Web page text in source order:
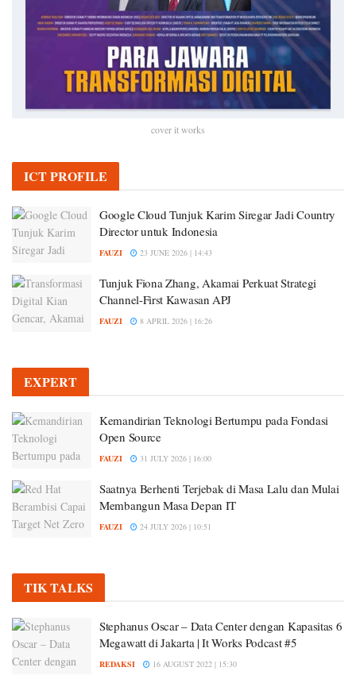
cover it works
ICT PROFILE
Google Cloud Tunjuk Karim Siregar Jadi Country
Director untuk Indonesia
FAUZI 23 JUNE 2026 | 14:43
Tunjuk Fiona Zhang, Akamai Perkuat Strategi
Channel-First Kawasan APJ
FAUZI 8 APRIL 2026 | 16:26
EXPERT
Kemandirian Teknologi Bertumpu pada Fondasi
Open Source
FAUZI 31 JULY 2026 | 16:00
Saatnya Berhenti Terjebak di Masa Lalu dan Mulai
Membangun Masa Depan IT
FAUZI 24 JULY 2026 | 10:51
TIK TALKS
Stephanus Oscar – Data Center dengan Kapasitas 6
Megawatt di Jakarta | It Works Podcast #5
REDAKSI 16 AUGUST 2022 | 15:30